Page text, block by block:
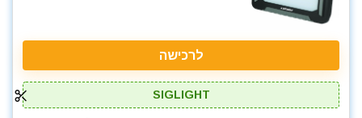
לרכישה
SIGLIGHT